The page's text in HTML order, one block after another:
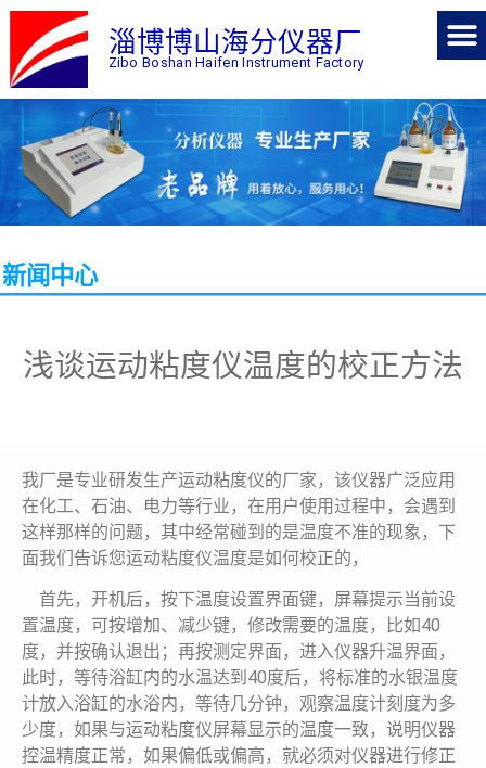
淄博博山海分仪器厂
Zibo Boshan Haifen Instrument Factory
新闻中心
浅谈运动粘度仪温度的校正方法
我厂是专业研发生产运动粘度仪的厂家，该仪器广泛应用
在化工、石油、电力等行业，在用户使用过程中，会遇到
这样那样的问题，其中经常碰到的是温度不准的现象，下
面我们告诉您运动粘度仪温度是如何校正的，
首先，开机后，按下温度设置界面键，屏幕提示当前设
置温度，可按增加、减少键，修改需要的温度，比如40
度，并按确认退出；再按测定界面，进入仪器升温界面，
此时，等待浴缸内的水温达到40度后，将标准的水银温度
计放入浴缸的水浴内，等待几分钟，观察温度计刻度为多
少度，如果与运动粘度仪屏幕显示的温度一致，说明仪器
控温精度正常，如果偏低或偏高，就必须对仪器进行修正